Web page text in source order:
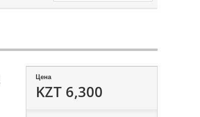
Цена
KZT 6,300